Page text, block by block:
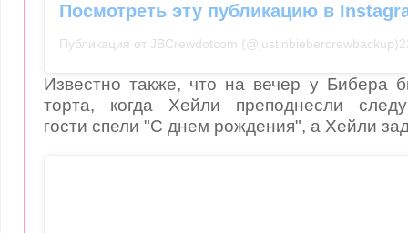
Посмотреть эту публикацию в
Публикация от JBCrewdotcom (@justinbiebercrewbackup)
Известно также, что на вечер у Бибера
торта, когда Хейли преподнесли
гости спели "С днем рождения", а Хейли